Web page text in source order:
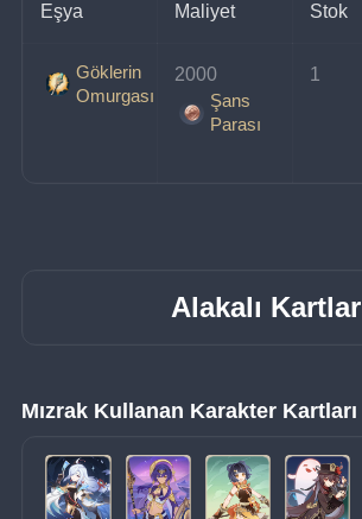
Eşya Maliyet Stok
Göklerin
Omurgası
2000
Şans
Parası
1
Alakalı Kartlar
Mızrak Kullanan Karakter Kartları